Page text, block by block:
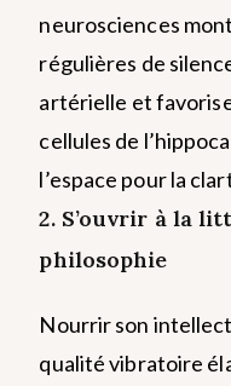
neurosciences
régulières de
artérielle et
cellules de
l’espace pour la
2. S’ouvrir à la
philosophie
Nourrir son
qualité vibratoire